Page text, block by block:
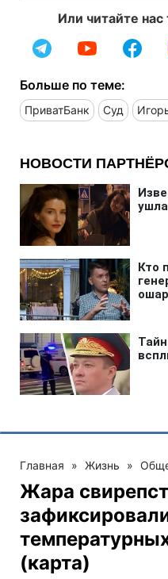
Или читайте нас
Больше по теме:
ПриватБанк Суд
Главная » Жизнь »
Жара
(карта)